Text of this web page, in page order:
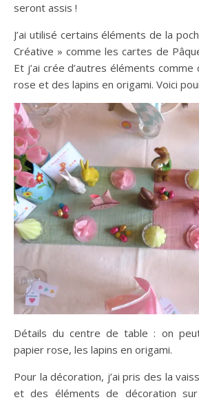
seront assis !
J’ai utilisé certains éléments de la
Créative » comme les cartes de
Et j’ai crée d’autres éléments
rose et des lapins en origami. Voici
Détails du centre de table : on
papier rose, les lapins en origami.
Pour la décoration, j’ai pris des la
et des éléments de décoration sur